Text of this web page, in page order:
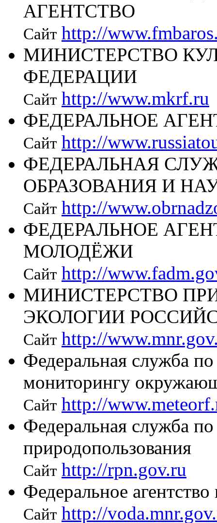
АГЕНТСТВО
Сайт http://
МИНИСТЕРСТВО
ФЕДЕРАЦИИ
Сайт http://www.mkrf.ru
ФЕДЕРАЛЬНОЕ
Сайт http://
ФЕДЕРАЛЬНАЯ
ОБРАЗОВАНИЯ И
Сайт http://
ФЕДЕРАЛЬНОЕ
МОЛОДЁЖИ
Сайт http://
МИНИСТЕРСТВО
ЭКОЛОГИИ
Сайт http://
Федеральная служба
мониторингу
Сайт http://
Федеральная служба
природопользования
Сайт http://rpn.gov.ru
Федеральное
Сайт http://